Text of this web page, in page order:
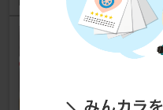
バ
ヴ